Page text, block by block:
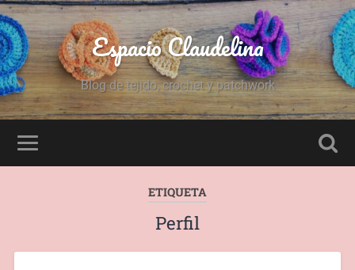
Espacio Claudelina
Blog de tejido, crochet y patchwork
ETIQUETA
Perfil